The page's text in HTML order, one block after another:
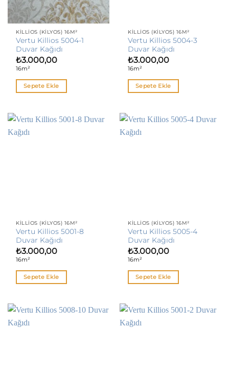
KILLIOS (KILYOS) 16M²
Vertu Killios 5004-1
Duvar Kağıdı
₺3.000,00
16m²
Sepete Ekle
KILLIOS (KILYOS) 16M²
Vertu Killios 5004-3
Duvar Kağıdı
₺3.000,00
16m²
Sepete Ekle
KILLIOS (KILYOS) 16M²
Vertu Killios 5001-8
Duvar Kağıdı
₺3.000,00
16m²
Sepete Ekle
KILLIOS (KILYOS) 16M²
Vertu Killios 5005-4
Duvar Kağıdı
₺3.000,00
16m²
Sepete Ekle